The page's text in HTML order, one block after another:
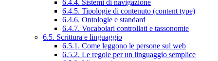
6.4.4. Sistemi di navigazione
6.4.5. Tipologie di contenuto (content type)
6.4.6. Ontologie e standard
6.4.7. Vocabolari controllati e tassonomie
6.5. Scrittura e linguaggio
6.5.1. Come leggono le persone sul web
6.5.2. Le regole per un linguaggio semplice